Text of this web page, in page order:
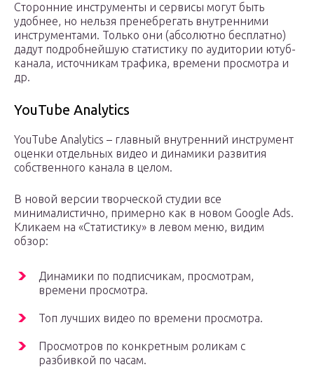
Сторонние инструменты и сервисы могут быть
удобнее, но нельзя пренебрегать внутренними
инструментами. Только они (абсолютно бесплатно)
дадут подробнейшую статистику по аудитории ютуб-
канала, источникам трафика, времени просмотра и
др.
YouTube Analytics
YouTube Analytics – главный внутренний инструмент
оценки отдельных видео и динамики развития
собственного канала в целом.
В новой версии творческой студии все
минималистично, примерно как в новом Google Ads.
Кликаем на «Статистику» в левом меню, видим
обзор:
Динамики по подписчикам, просмотрам,
времени просмотра.
Топ лучших видео по времени просмотра.
Просмотров по конкретным роликам с
разбивкой по часам.